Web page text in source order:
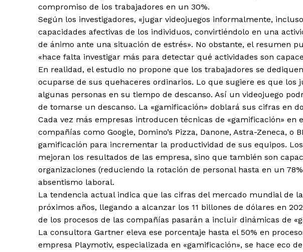
compromiso de los trabajadores en un 30%.
Según los investigadores, «jugar videojuegos informalmente,
capacidades afectivas de los individuos, convirtiéndolo en una
de ánimo ante una situación de estrés». No obstante, el resumen
«hace falta investigar más para detectar qué actividades son
En realidad, el estudio no propone que los trabajadores se
ocuparse de sus quehaceres ordinarios. Lo que sugiere es que los
algunas personas en su tiempo de descanso. Así un videojuego
de tomarse un descanso. La «gamificación» doblará sus cifras en
Cada vez más empresas introducen técnicas de «gamificación» en
compañías como Google, Domino’s Pizza, Danone, Astra-Zeneca, o
gamificación para incrementar la productividad de sus equipos.
mejoran los resultados de las empresa, sino que también son
organizaciones (reduciendo la rotación de personal hasta en un
absentismo laboral.
La tendencia actual indica que las cifras del mercado mundial de
próximos años, llegando a alcanzar los 11 billones de dólares en
de los procesos de las compañías pasarán a incluir dinámicas de
La consultora Gartner eleva ese porcentaje hasta el 50% en
empresa Playmotiv, especializada en «gamificación», se hace eco